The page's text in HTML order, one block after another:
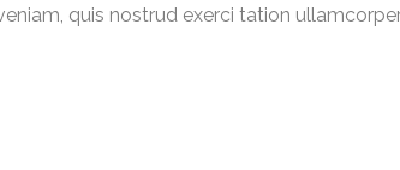
quis nostrud exerci tation